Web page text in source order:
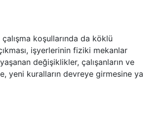
koşullarında da köklü
işyerlerinin fiziki mekanlar
değişiklikler, çalışanların ve
yeni kuralların devreye girmesine ya